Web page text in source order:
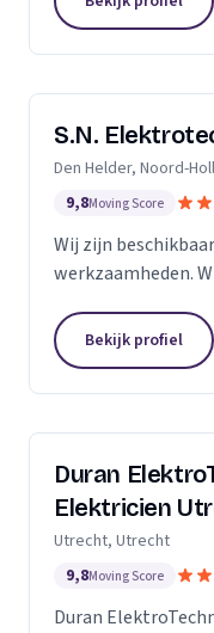
groot of...
S.N.
Den Helder, Noord-
9,8Moving Score
Wij zijn
werkzaamheden.
Bekijk profiel
Duran
Elektricien
Utrecht, Utrecht
9,8Moving Score
Duran